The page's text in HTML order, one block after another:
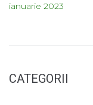
ianuarie 2023
CATEGORII